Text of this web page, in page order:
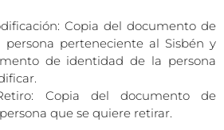
Copia del documento de
perteneciente al Sisbén y
de identidad de la persona
Copia del documento de
que se quiere retirar.